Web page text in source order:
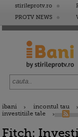
stirileprotv.ro
PROTV NEWS
ibani
incontul tau
investitiile tale
Fitch: